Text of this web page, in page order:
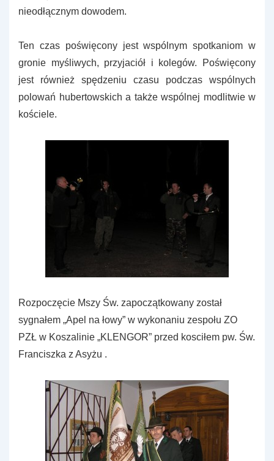
nieodłącznym dowodem.
Ten czas poświęcony jest wspólnym spotkaniom w
gronie myśliwych, przyjaciół i kolegów. Poświęcony
jest również spędzeniu czasu podczas wspólnych
polowań hubertowskich a także wspólnej modlitwie w
kościele.
Rozpoczęcie Mszy Św. zapoczątkowany został
sygnałem „Apel na łowy” w wykonaniu zespołu ZO
PZŁ w Koszalinie „KLENGOR” przed kosciłem pw. Św.
Franciszka z Asyżu .